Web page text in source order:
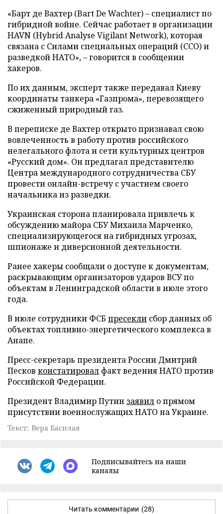
«Барт де Вахтер (Bart De Wachter) – специалист по
гибридной войне. Сейчас работает в организации
HAVN (Hybrid Analyse Vigilant Network), которая
связана с Силами специальных операций (ССО) и
разведкой НАТО», – говорится в сообщении
хакеров.
По их данным, эксперт также передавал Киеву
координаты танкера «Газпрома», перевозящего
сжиженный природный газ.
В переписке де Вахтер открыто признавал свою
вовлеченность в работу против российского
нелегального флота и сети культурных центров
«Русский дом». Он предлагал представителю
Центра международного сотрудничества СБУ
провести онлайн-встречу с участием своего
начальника из разведки.
Украинская сторона планировала привлечь к
обсуждению майора СБУ Михаила Марченко,
специализирующегося на гибридных угрозах,
шпионаже и диверсионной деятельности.
Ранее хакеры сообщали о доступе к документам,
раскрывающим организаторов ударов ВСУ по
объектам в Ленинградской области в июле этого
года.
В июле сотрудники ФСБ пресекли сбор данных об
объектах топливно-энергетического комплекса в
Анапе.
Пресс-секретарь президента России Дмитрий
Песков констатировал факт ведения НАТО против
Российской Федерации.
Президент Владимир Путин заявил о прямом
присутствии военнослужащих НАТО на Украине.
Текст: Вера Басилая
Подписывайтесь на наши
каналы
Читать комментарии (28)